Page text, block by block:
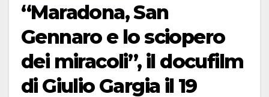
“Maradona, San
Gennaro e lo sciopero
dei miracoli”, il docufilm
di Giulio Gargia il 19